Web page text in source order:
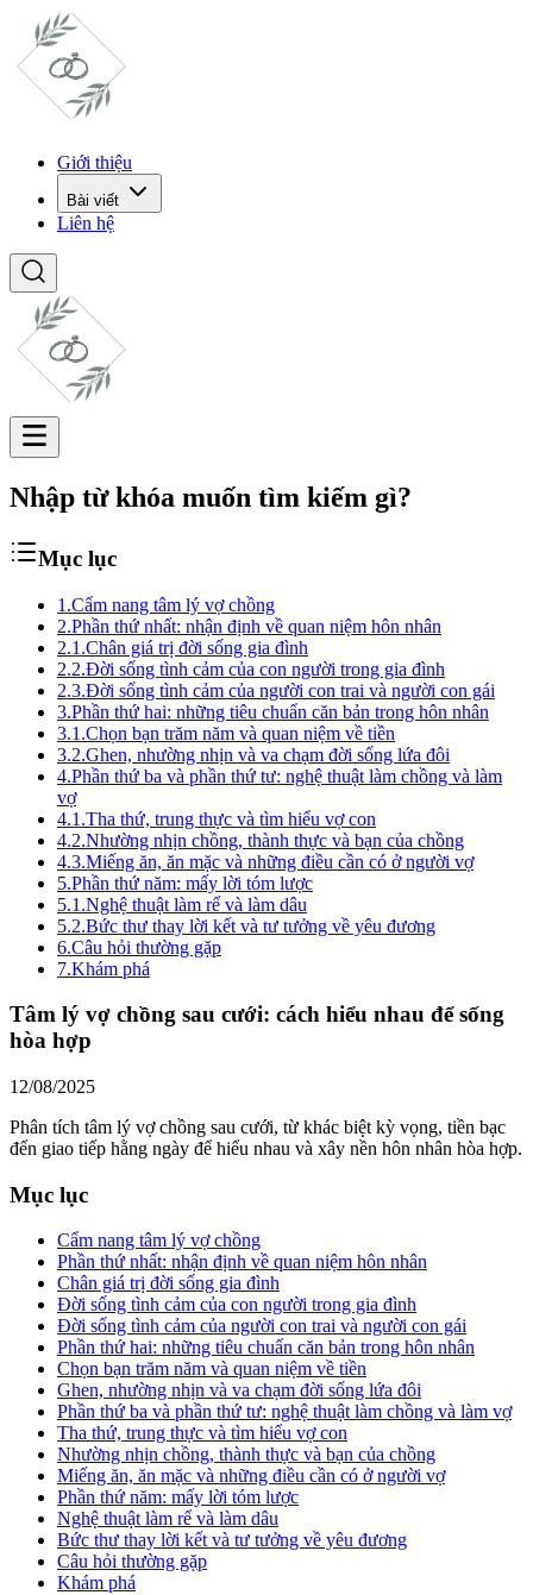
Giới thiệu
Bài viết
Liên hệ
Nhập từ khóa muốn tìm kiếm gì?
Mục lục
1.Cẩm nang tâm lý vợ chồng
2.Phần thứ nhất: nhận định về quan niệm hôn nhân
2.1.Chân giá trị đời sống gia đình
2.2.Đời sống tình cảm của con người trong gia đình
2.3.Đời sống tình cảm của người con trai và người con gái
3.Phần thứ hai: những tiêu chuẩn căn bản trong hôn nhân
3.1.Chọn bạn trăm năm và quan niệm về tiền
3.2.Ghen, nhường nhịn và va chạm đời sống lứa đôi
4.Phần thứ ba và phần thứ tư: nghệ thuật làm chồng và làm
vợ
4.1.Tha thứ, trung thực và tìm hiểu vợ con
4.2.Nhường nhịn chồng, thành thực và bạn của chồng
4.3.Miếng ăn, ăn mặc và những điều cần có ở người vợ
5.Phần thứ năm: mấy lời tóm lược
5.1.Nghệ thuật làm rể và làm dâu
5.2.Bức thư thay lời kết và tư tưởng về yêu đương
6.Câu hỏi thường gặp
7.Khám phá
Tâm lý vợ chồng sau cưới: cách hiểu nhau để sống
hòa hợp
12/08/2025
Phân tích tâm lý vợ chồng sau cưới, từ khác biệt kỳ vọng, tiền bạc
đến giao tiếp hằng ngày để hiểu nhau và xây nền hôn nhân hòa hợp.
Mục lục
Cẩm nang tâm lý vợ chồng
Phần thứ nhất: nhận định về quan niệm hôn nhân
Chân giá trị đời sống gia đình
Đời sống tình cảm của con người trong gia đình
Đời sống tình cảm của người con trai và người con gái
Phần thứ hai: những tiêu chuẩn căn bản trong hôn nhân
Chọn bạn trăm năm và quan niệm về tiền
Ghen, nhường nhịn và va chạm đời sống lứa đôi
Phần thứ ba và phần thứ tư: nghệ thuật làm chồng và làm vợ
Tha thứ, trung thực và tìm hiểu vợ con
Nhường nhịn chồng, thành thực và bạn của chồng
Miếng ăn, ăn mặc và những điều cần có ở người vợ
Phần thứ năm: mấy lời tóm lược
Nghệ thuật làm rể và làm dâu
Bức thư thay lời kết và tư tưởng về yêu đương
Câu hỏi thường gặp
Khám phá